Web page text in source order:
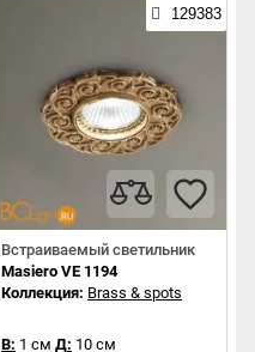
129383
Встраиваемый светильник
Masiero VE 1194
Коллекция: Brass & spots
В: 1 см Д: 10 см